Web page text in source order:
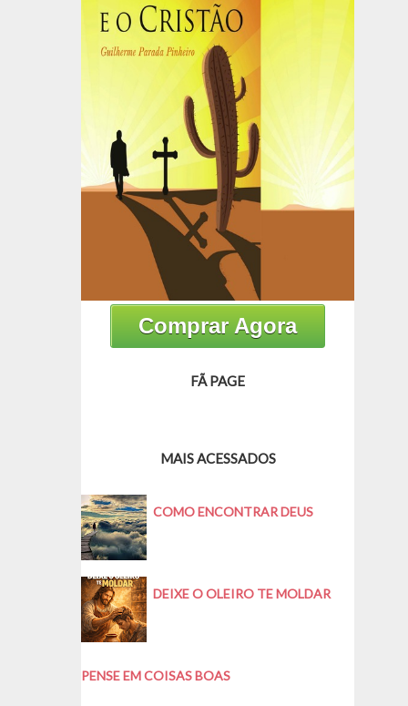
Comprar Agora
FÃ PAGE
MAIS ACESSADOS
COMO ENCONTRAR DEUS
DEIXE O OLEIRO TE MOLDAR
PENSE EM COISAS BOAS